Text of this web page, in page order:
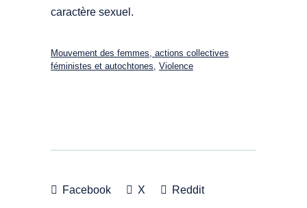
caractère sexuel.
Mouvement des femmes, actions collectives
féministes et autochtones, Violence
Facebook X Reddit